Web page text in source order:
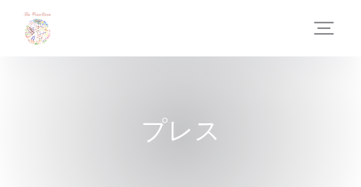
クッキー利用の管理について
プレス